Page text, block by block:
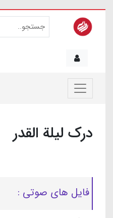
درک لیلة القدر
فایل های صوتی :